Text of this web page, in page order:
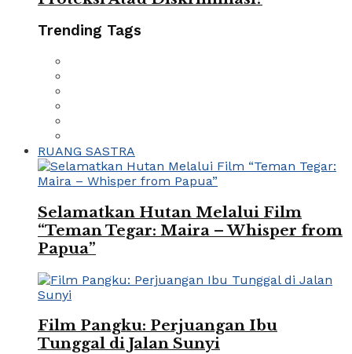
Trending Tags
RUANG SASTRA
Selamatkan Hutan Melalui Film
“Teman Tegar: Maira – Whisper from
Papua”
Film Pangku: Perjuangan Ibu
Tunggal di Jalan Sunyi